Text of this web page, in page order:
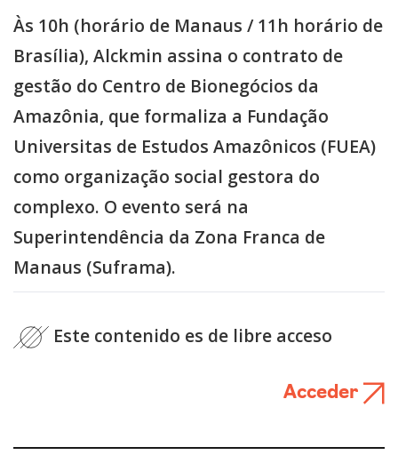
Às 10h (horário de Manaus / 11h horário de
Brasília), Alckmin assina o contrato de
gestão do Centro de Bionegócios da
Amazônia, que formaliza a Fundação
Universitas de Estudos Amazônicos (FUEA)
como organização social gestora do
complexo. O evento será na
Superintendência da Zona Franca de
Manaus (Suframa).
Este contenido es de libre acceso
Acceder